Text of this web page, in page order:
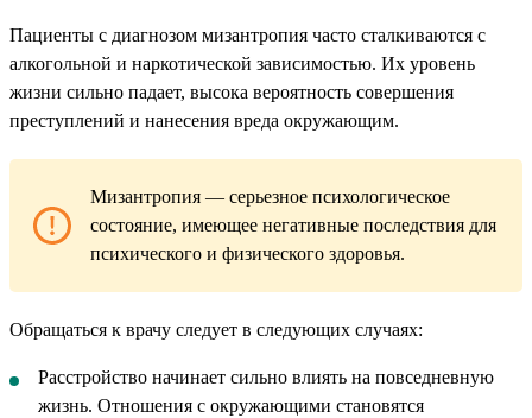
Пациенты с диагнозом мизантропия часто сталкиваются с
алкогольной и наркотической зависимостью. Их уровень
жизни сильно падает, высока вероятность совершения
преступлений и нанесения вреда окружающим.
Мизантропия — серьезное психологическое
состояние, имеющее негативные последствия для
психического и физического здоровья.
Обращаться к врачу следует в следующих случаях:
Расстройство начинает сильно влиять на повседневную
жизнь. Отношения с окружающими становятся